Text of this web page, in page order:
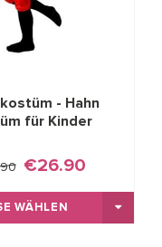
- Hahn
für Kinder
€26.90
WÄHLEN